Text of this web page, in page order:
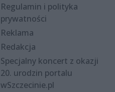
Regulamin i polityka
prywatności
Reklama
Redakcja
Specjalny koncert z okazji
20. urodzin portalu
wSzczecinie.pl